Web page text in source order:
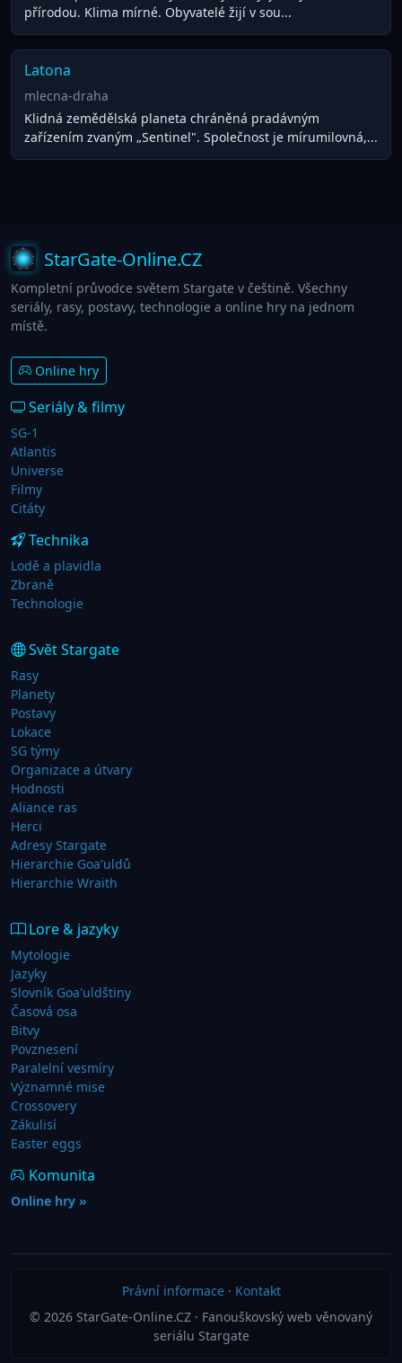
přírodou. Klima mírné. Obyvatelé žijí v sou...
Latona
mlecna-draha
Klidná zemědělská planeta chráněná pradávným
zařízením zvaným „Sentinel". Společnost je mírumilovná,...
StarGate-Online.CZ
Kompletní průvodce světem Stargate v češtině. Všechny
seriály, rasy, postavy, technologie a online hry na jednom
místě.
Online hry
Seriály & filmy
SG-1
Atlantis
Universe
Filmy
Citáty
Technika
Lodě a plavidla
Zbraně
Technologie
Svět Stargate
Rasy
Planety
Postavy
Lokace
SG týmy
Organizace a útvary
Hodnosti
Aliance ras
Herci
Adresy Stargate
Hierarchie Goa'uldů
Hierarchie Wraith
Lore & jazyky
Mytologie
Jazyky
Slovník Goa'uldštiny
Časová osa
Bitvy
Povznesení
Paralelní vesmíry
Významné mise
Crossovery
Zákulisí
Easter eggs
Komunita
Online hry »
Právní informace· Kontakt
© 2026 StarGate-Online.CZ · Fanouškovský web věnovaný
seriálu Stargate